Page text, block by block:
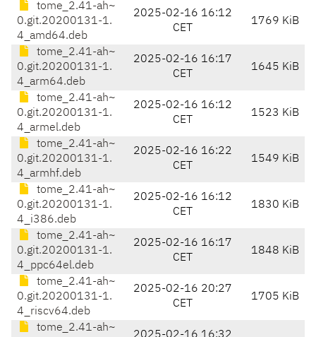
tome_2.41-ah~
0.git.20200131-1.
4_amd64.deb
2025-02-16 16:12
CET
1769 KiB
tome_2.41-ah~
0.git.20200131-1.
4_arm64.deb
2025-02-16 16:17
CET
1645 KiB
tome_2.41-ah~
0.git.20200131-1.
4_armel.deb
2025-02-16 16:12
CET
1523 KiB
tome_2.41-ah~
0.git.20200131-1.
4_armhf.deb
2025-02-16 16:22
CET
1549 KiB
tome_2.41-ah~
0.git.20200131-1.
4_i386.deb
2025-02-16 16:12
CET
1830 KiB
tome_2.41-ah~
0.git.20200131-1.
4_ppc64el.deb
2025-02-16 16:17
CET
1848 KiB
tome_2.41-ah~
0.git.20200131-1.
4_riscv64.deb
2025-02-16 20:27
CET
1705 KiB
tome_2.41-ah~